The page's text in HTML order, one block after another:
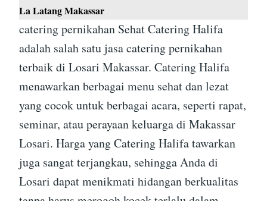
La Latang Makassar
catering pernikahan Sehat Catering Halifa
adalah salah satu jasa catering pernikahan
terbaik di Losari Makassar. Catering Halifa
menawarkan berbagai menu sehat dan lezat
yang cocok untuk berbagai acara, seperti rapat,
seminar, atau perayaan keluarga di Makassar
Losari. Harga yang Catering Halifa tawarkan
juga sangat terjangkau, sehingga Anda di
Losari dapat menikmati hidangan berkualitas